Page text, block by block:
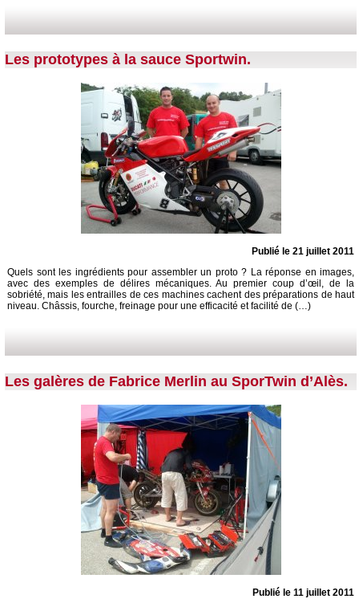
Les prototypes à la sauce Sportwin.
Publié le 21 juillet 2011
Quels sont les ingrédients pour assembler un proto ? La réponse en images,
avec des exemples de délires mécaniques. Au premier coup d’œil, de la
sobriété, mais les entrailles de ces machines cachent des préparations de haut
niveau. Châssis, fourche, freinage pour une efficacité et facilité de (…)
Les galères de Fabrice Merlin au SporTwin d’Alès.
Publié le 11 juillet 2011